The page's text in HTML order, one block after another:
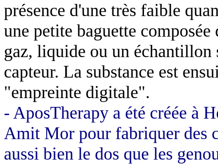
présence d'une très faible
une petite baguette
gaz, liquide ou un échantillon
capteur. La substance est
"empreinte digitale".
- AposTherapy a été créée à
Amit Mor pour fabriquer des
aussi bien le dos que les